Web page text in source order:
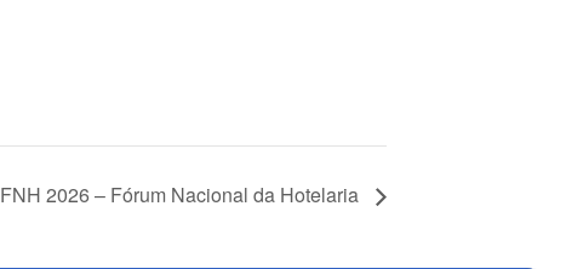
FNH 2026 – Fórum Nacional da Hotelaria